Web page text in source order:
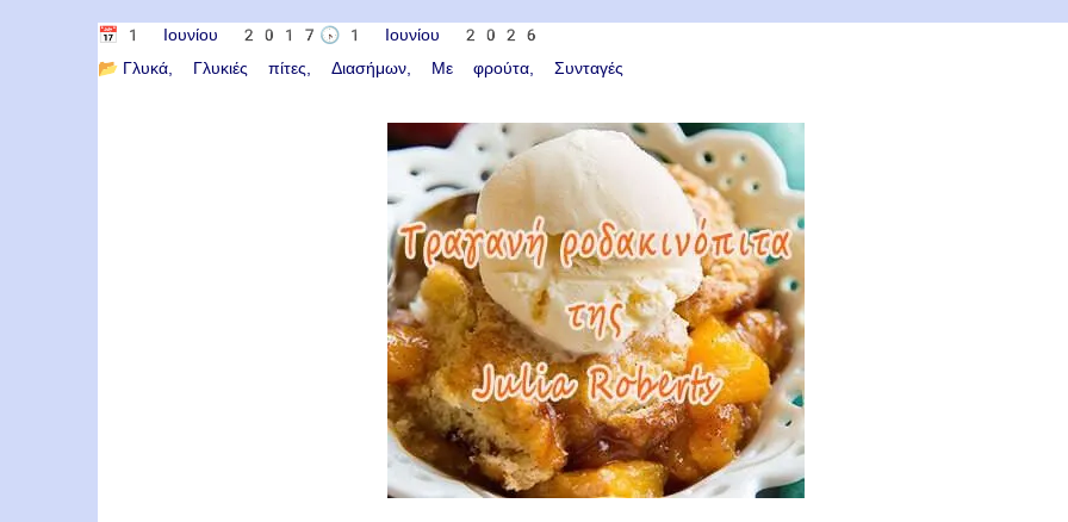
📅 1 Ιουνίου 2017 🕟
1 Ιουνίου 2026
📂 Γλυκά Γλυκιές πίτες Διασήμων Με φρούτα Συνταγές